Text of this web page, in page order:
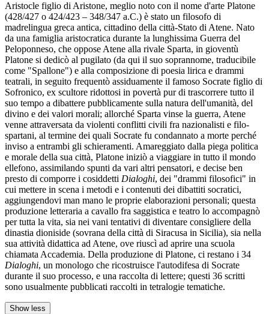
Aristocle figlio di Aristone, meglio noto con il nome d'arte Platone
(428/427 o 424/423 – 348/347 a.C.) è stato un filosofo di
madrelingua greca antica, cittadino della città-Stato di Atene. Nato
da una famiglia aristocratica durante la lunghissima Guerra del
Peloponneso, che oppose Atene alla rivale Sparta, in gioventù
Platone si dedicò al pugilato (da qui il suo soprannome, traducibile
come "Spallone") e alla composizione di poesia lirica e drammi
teatrali, in seguito frequentò assiduamente il famoso Socrate figlio di
Sofronico, ex scultore ridottosi in povertà pur di trascorrere tutto il
suo tempo a dibattere pubblicamente sulla natura dell'umanità, del
divino e dei valori morali; allorché Sparta vinse la guerra, Atene
venne attraversata da violenti conflitti civili fra nazionalisti e filo-
spartani, al termine dei quali Socrate fu condannato a morte perché
inviso a entrambi gli schieramenti. Amareggiato dalla piega politica
e morale della sua città, Platone iniziò a viaggiare in tutto il mondo
ellefono, assimilando spunti da vari altri pensatori, e decise ben
presto di comporre i cosiddetti Dialoghi, dei "drammi filosofici" in
cui mettere in scena i metodi e i contenuti dei dibattiti socratici,
aggiungendovi man mano le proprie elaborazioni personali; questa
produzione letteraria a cavallo fra saggistica e teatro lo accompagnò
per tutta la vita, sia nei vani tentativi di diventare consigliere della
dinastia dioniside (sovrana della città di Siracusa in Sicilia), sia nella
sua attività didattica ad Atene, ove riuscì ad aprire una scuola
chiamata Accademia. Della produzione di Platone, ci restano i 34
Dialoghi, un monologo che ricostruisce l'autodifesa di Socrate
durante il suo processo, e una raccolta di lettere; questi 36 scritti
sono usualmente pubblicati raccolti in tetralogie tematiche.
Show less